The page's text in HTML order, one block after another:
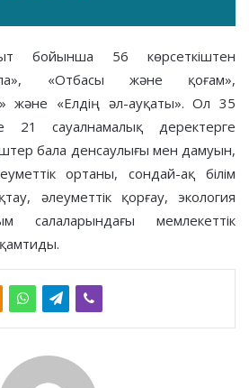
бойынша 56 көрсеткіштен
«Отбасы және қоғам»,
және «Елдің әл-ауқаты». Ол 35
21 сауалнамалық деректерге
бала денсаулығы мен дамуын,
ортаны, сондай-ақ білім
әлеуметтік қорғау, экология
салаларындағы мемлекеттік
қамтиды.